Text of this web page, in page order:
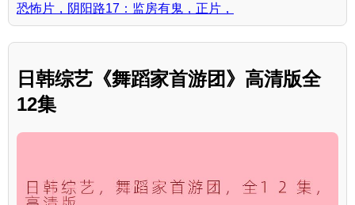
恐怖片，阴阳路17：监房有鬼，正片，
日韩综艺《舞蹈家首游团》高清版全
12集